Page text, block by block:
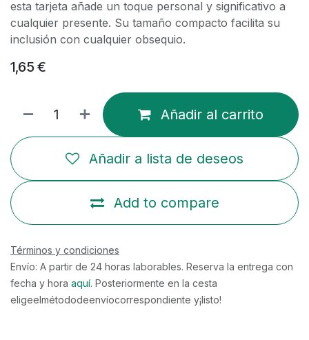
esta tarjeta añade un toque personal y significativo a
cualquier presente. Su tamaño compacto facilita su
inclusión con cualquier obsequio.
1,65 €
Añadir al carrito
Add to compare
Añadir a lista de deseos
Términos y condiciones
Envío: A partir de 24 horas laborables. Reserva la entrega con
fecha y hora aquí. Posteriormente en la cesta
eligeelmétododeenvíocorrespondiente y¡listo!